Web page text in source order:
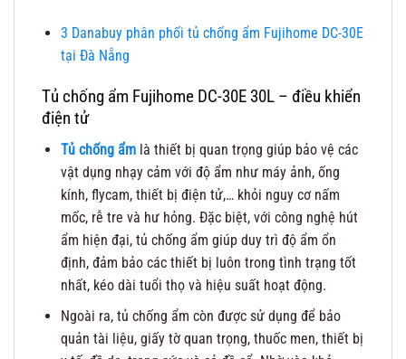
3 Danabuy phân phối tủ chống ẩm Fujihome DC-30E
tại Đà Nẵng
Tủ chống ẩm Fujihome DC-30E 30L – điều khiển
điện tử
Tủ chống ẩmlà thiết bị quan trọng giúp bảo vệ các
vật dụng nhạy cảm với độ ẩm như máy ảnh, ống
kính, flycam, thiết bị điện tử,… khỏi nguy cơ nấm
mốc, rễ tre và hư hỏng. Đặc biệt, với công nghệ hút
ẩm hiện đại, tủ chống ẩm giúp duy trì độ ẩm ổn
định, đảm bảo các thiết bị luôn trong tình trạng tốt
nhất, kéo dài tuổi thọ và hiệu suất hoạt động.
Ngoài ra, tủ chống ẩm còn được sử dụng để bảo
quản tài liệu, giấy tờ quan trọng, thuốc men, thiết bị